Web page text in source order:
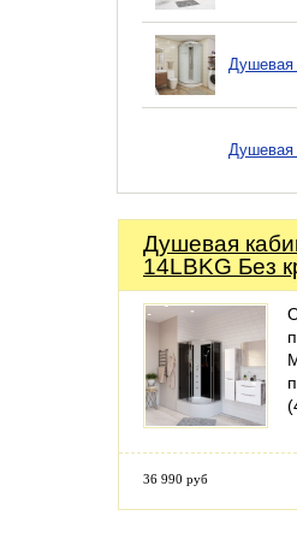
Душевая
Душевая
Душевая
14LBKG Без
36 990 руб